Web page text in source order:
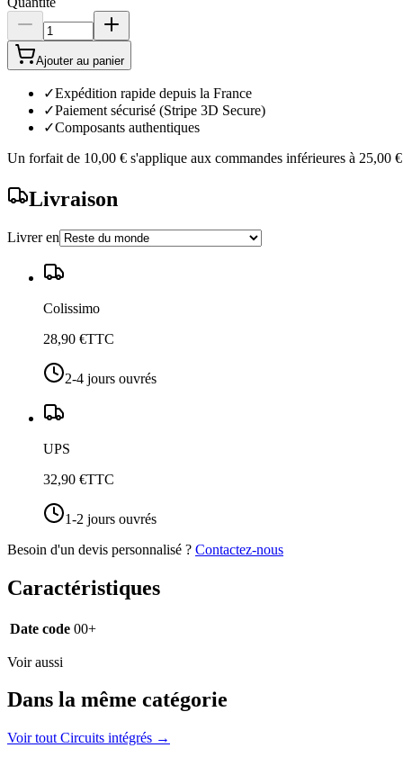
Ajouter au panier
✓Expédition rapide depuis la France
✓Paiement sécurisé (Stripe 3D Secure)
✓Composants authentiques
Un forfait de 10,00 € s'applique aux commandes inférieures à 25,00 €
Livraison
Livrer en
Colissimo
28,90 €TTC
2-4 jours ouvrés
UPS
32,90 €TTC
1-2 jours ouvrés
Besoin d'un devis personnalisé ? Contactez-nous
Caractéristiques
Date code 00+
Voir aussi
Dans la même catégorie
Voir tout Circuits intégrés →